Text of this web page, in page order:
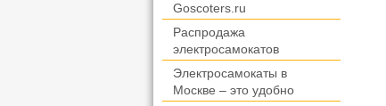
Goscoters.ru
Распродажа
электросамокатов
Электросамокаты в
Москве – это удобно